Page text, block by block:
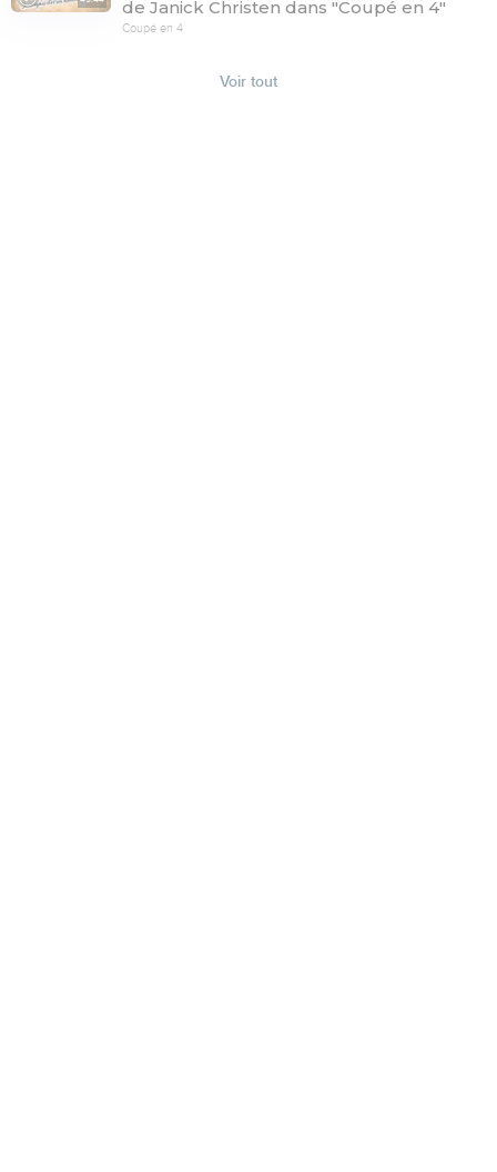
de Janick Christen dans "Coupé en 4"
Coupé en 4
Voir tout